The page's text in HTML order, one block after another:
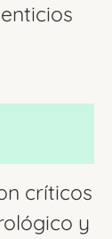
críticos
y